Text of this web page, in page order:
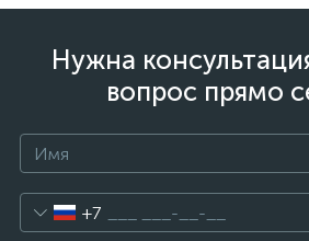
Нужна
вопрос прямо
+7